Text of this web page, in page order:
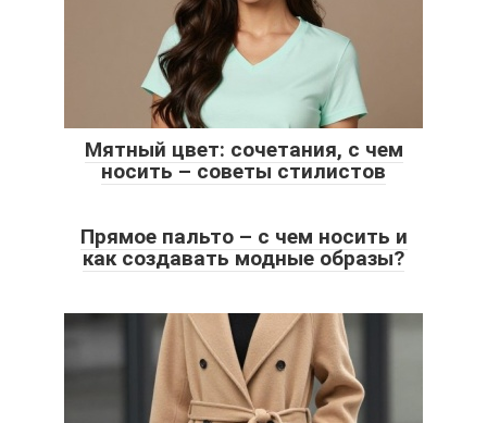
Мятный цвет: сочетания, с чем
носить – советы стилистов
Прямое пальто – с чем носить и
как создавать модные образы?